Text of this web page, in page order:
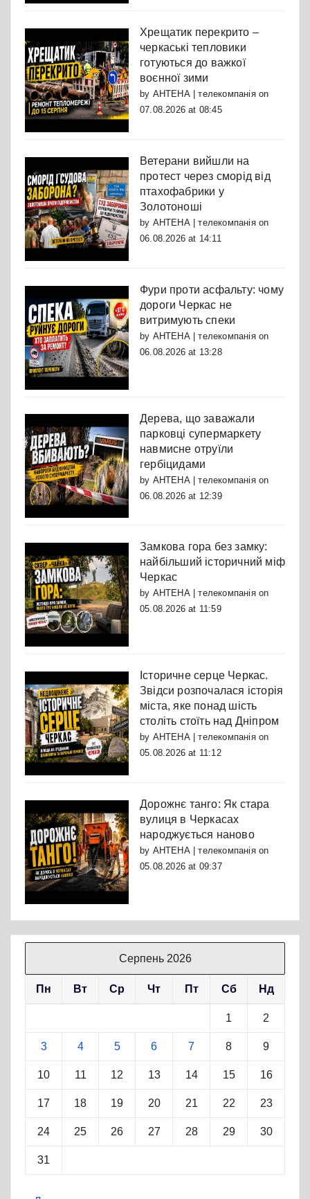
Хрещатик перекрито –
черкаські тепловики
готуються до важкої
воєнної зими
by АНТЕНА | телекомпаніяon
07.08.2026 at 08:45
Ветерани вийшли на
протест через сморід від
птахофабрики у
Золотоноші
by АНТЕНА | телекомпаніяon
06.08.2026 at 14:11
Фури проти асфальту: чому
дороги Черкас не
витримують спеки
by АНТЕНА | телекомпаніяon
06.08.2026 at 13:28
Дерева, що заважали
парковці супермаркету
навмисне отруїли
гербіцидами
by АНТЕНА | телекомпаніяon
06.08.2026 at 12:39
Замкова гора без замку:
найбільший історичний міф
Черкас
by АНТЕНА | телекомпаніяon
05.08.2026 at 11:59
Історичне серце Черкас.
Звідси розпочалася історія
міста, яке понад шість
століть стоїть над Дніпром
by АНТЕНА | телекомпаніяon
05.08.2026 at 11:12
Дорожнє танго: Як стара
вулиця в Черкасах
народжується наново
by АНТЕНА | телекомпаніяon
05.08.2026 at 09:37
Серпень 2026
Пн Вт Ср Чт Пт Сб Нд
1 2
3 4 5 6 7 8 9
10 11 12 13 14 15 16
17 18 19 20 21 22 23
24 25 26 27 28 29 30
31